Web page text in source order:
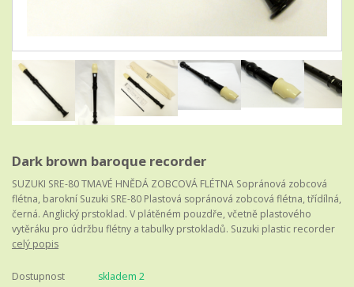
Dark brown baroque recorder
SUZUKI SRE-80 TMAVÉ HNĚDÁ ZOBCOVÁ FLÉTNA Sopránová zobcová
flétna, barokní Suzuki SRE-80 Plastová sopránová zobcová flétna, třídílná,
černá. Anglický prstoklad. V plátěném pouzdře, včetně plastového
vytěráku pro údržbu flétny a tabulky prstokladů. Suzuki plastic recorder
celý popis
Dostupnost skladem 2